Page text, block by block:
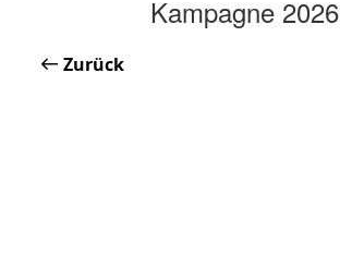
Kampagne 2026
Zurück